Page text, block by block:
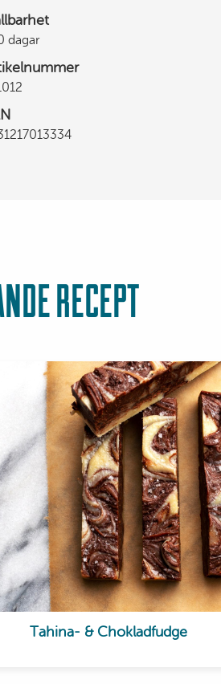
dagar
RECEPT
Tahina- & Chokladfudge